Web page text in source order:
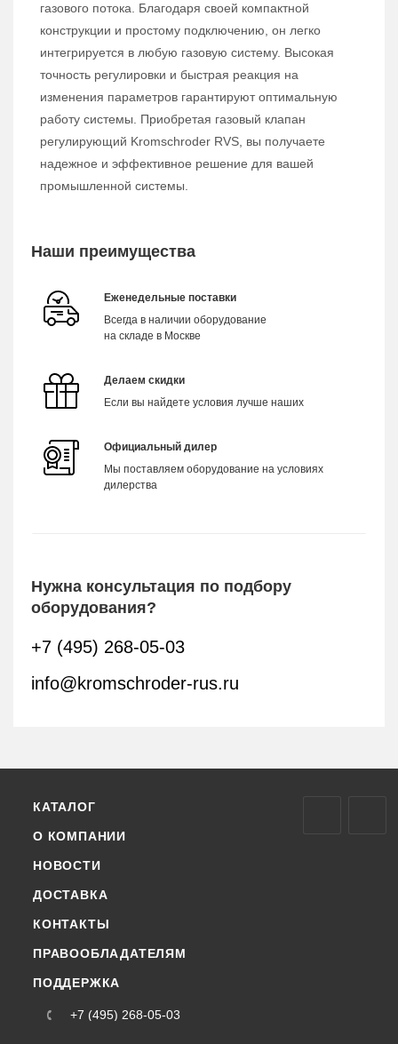
газового потока. Благодаря своей компактной
конструкции и простому подключению, он легко
интегрируется в любую газовую систему. Высокая
точность регулировки и быстрая реакция на
изменения параметров гарантируют оптимальную
работу системы. Приобретая газовый клапан
регулирующий Kromschroder RVS, вы получаете
надежное и эффективное решение для вашей
промышленной системы.
Наши преимущества
Еженедельные поставки
Всегда в наличии оборудование
на складе в Москве
Делаем скидки
Если вы найдете условия лучше наших
Официальный дилер
Мы поставляем оборудование на условиях
дилерства
Нужна консультация по подбору
оборудования?
+7 (495) 268-05-03
info@kromschroder-rus.ru
КАТАЛОГ
О КОМПАНИИ
НОВОСТИ
ДОСТАВКА
КОНТАКТЫ
ПРАВООБЛАДАТЕЛЯМ
ПОДДЕРЖКА
+7 (495) 268-05-03